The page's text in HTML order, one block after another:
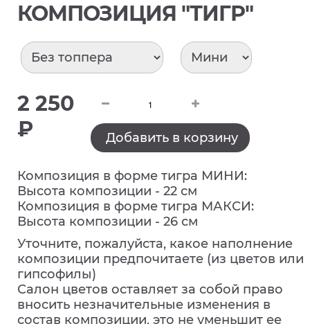
КОМПОЗИЦИЯ "ТИГР"
2 250
₽
Добавить в корзину
Композиция в форме тигра МИНИ:
Высота композиции - 22 см
Композиция в форме тигра МАКСИ:
Высота композиции - 26 см
Уточните, пожалуйста, какое наполнение
композиции предпочитаете (из цветов или
гипсофилы)
Салон цветов оставляет за собой право
вносить незначительные изменения в
состав композиции, это не уменьшит ее